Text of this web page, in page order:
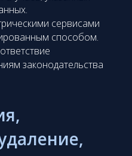
сервисами
способом.
законодательства